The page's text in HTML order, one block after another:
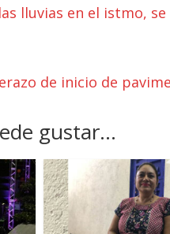
lluvias en el istmo,
de inicio de
gustar...